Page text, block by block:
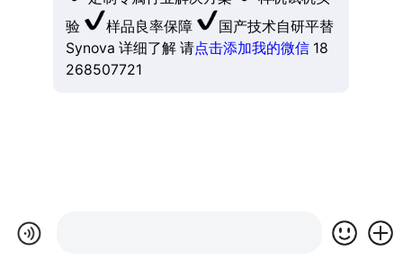
验
样品良率保障
国产技术自研平替
Synova 详细了解 请点击添加我的微信 18
268507721